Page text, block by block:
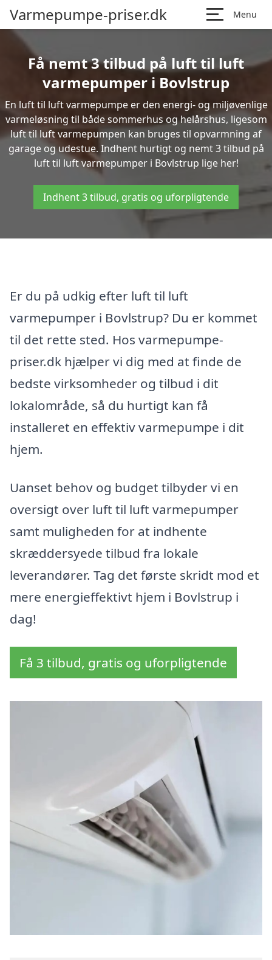
Varmepumpe-priser.dk Menu
Få nemt 3 tilbud på luft til luft
varmepumper i Bovlstrup
En luft til luft varmepumpe er den energi- og miljøvenlige
varmeløsning til både sommerhus og helårshus, ligesom
luft til luft varmepumpen kan bruges til opvarmning af
garage og udestue. Indhent hurtigt og nemt 3 tilbud på
luft til luft varmepumper i Bovlstrup lige her!
Indhent 3 tilbud, gratis og uforpligtende
Er du på udkig efter luft til luft
varmepumper i Bovlstrup? Du er kommet
til det rette sted. Hos varmepumpe-
priser.dk hjælper vi dig med at finde de
bedste virksomheder og tilbud i dit
lokalområde, så du hurtigt kan få
installeret en effektiv varmepumpe i dit
hjem.
Uanset behov og budget tilbyder vi en
oversigt over luft til luft varmepumper
samt muligheden for at indhente
skræddersyede tilbud fra lokale
leverandører. Tag det første skridt mod et
mere energieffektivt hjem i Bovlstrup i
dag!
Få 3 tilbud, gratis og uforpligtende